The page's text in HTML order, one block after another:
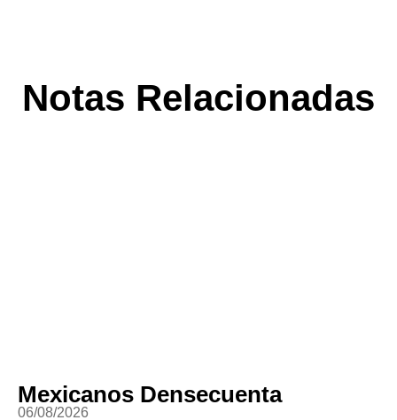
Notas Relacionadas
Mexicanos Densecuenta
06/08/2026